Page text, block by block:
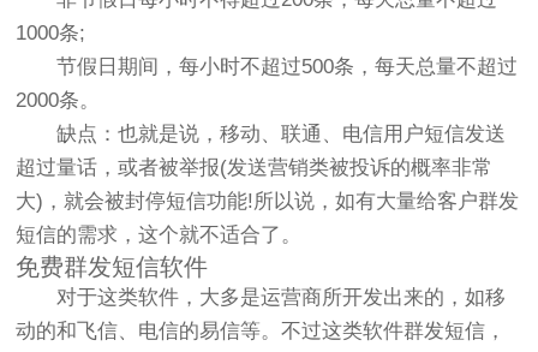
1000条;
节假日期间，每小时不超过500条，每天总量不超过
2000条。
缺点：也就是说，移动、联通、电信用户短信发送
超过量话，或者被举报(发送营销类被投诉的概率非常
大)，就会被封停短信功能!所以说，如有大量给客户群发
短信的需求，这个就不适合了。
免费群发短信软件
对于这类软件，大多是运营商所开发出来的，如移
动的和飞信、电信的易信等。不过这类软件群发短信，